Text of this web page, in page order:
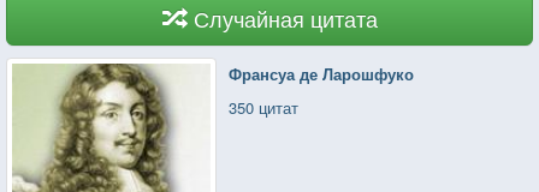
Случайная цитата
Франсуа де Ларошфуко
350 цитат